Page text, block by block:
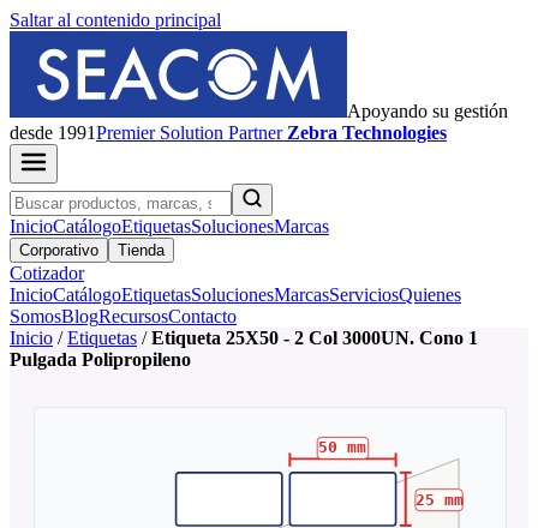
Saltar al contenido principal
Apoyando su gestión
desde 1991PremierSolution Partner Zebra Technologies
InicioCatálogoEtiquetasSolucionesMarcas
Corporativo Tienda
Cotizador
InicioCatálogoEtiquetasSolucionesMarcasServiciosQuienes
SomosBlogRecursosContacto
Inicio / Etiquetas / Etiqueta 25X50 - 2 Col 3000UN. Cono 1
Pulgada Polipropileno
50 mm
25 mm